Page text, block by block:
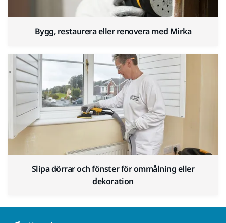
Bygg, restaurera eller renovera med Mirka
Slipa dörrar och fönster för ommålning eller
dekoration